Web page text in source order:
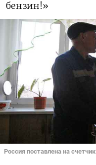
бензин!»
Россия поставлена на счетчик